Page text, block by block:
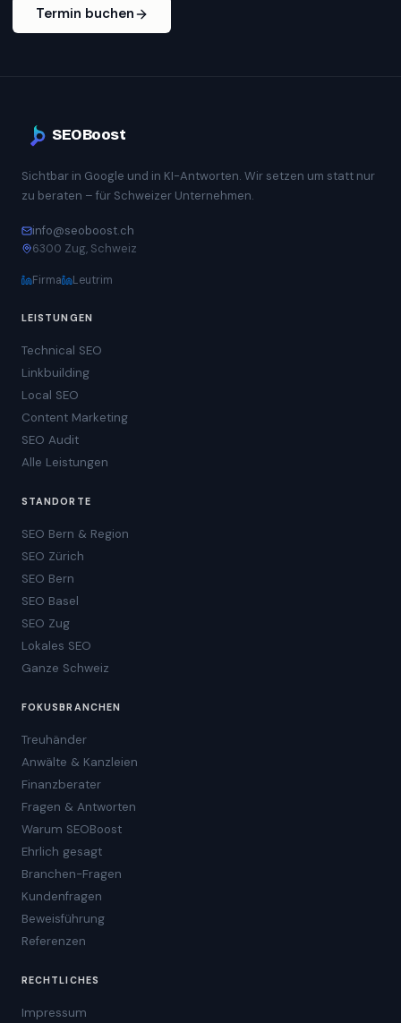
Termin buchen
SEOBoost
Sichtbar in Google und in KI-Antworten. Wir setzen um statt nur
zu beraten – für Schweizer Unternehmen.
info@seoboost.ch
6300 Zug, Schweiz
Firma Leutrim
LEISTUNGEN
Technical SEO
Linkbuilding
Local SEO
Content Marketing
SEO Audit
Alle Leistungen
STANDORTE
SEO Bern & Region
SEO Zürich
SEO Bern
SEO Basel
SEO Zug
Lokales SEO
Ganze Schweiz
FOKUSBRANCHEN
Treuhänder
Anwälte & Kanzleien
Finanzberater
Fragen & Antworten
Warum SEOBoost
Ehrlich gesagt
Branchen-Fragen
Kundenfragen
Beweisführung
Referenzen
RECHTLICHES
Impressum